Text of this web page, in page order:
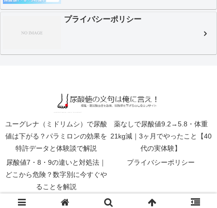
プライバシーポリシー
ユーグレナ（ミドリムシ）で尿酸
値は下がる？パラミロンの効果を
特許データと体験談で解説
薬なしで尿酸値9.2→5.8・体重
21kg減｜3ヶ月でやったこと【40
代の実体験】
尿酸値7・8・9の違いと対処法｜
どこから危険？数字別に今すぐや
ることを解説
プライバシーポリシー
© 2016 尿酸値の文句は俺に言え！ | 痛風・高尿酸血症対策.net.